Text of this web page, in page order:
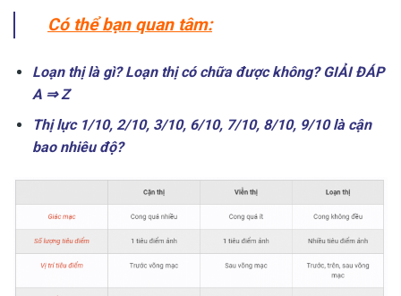
Có thể bạn quan tâm:
Loạn thị là gì? Loạn thị có chữa được không? GIẢI ĐÁP
A ⇒ Z
Thị lực 1/10, 2/10, 3/10, 6/10, 7/10, 8/10, 9/10 là cận
bao nhiêu độ?